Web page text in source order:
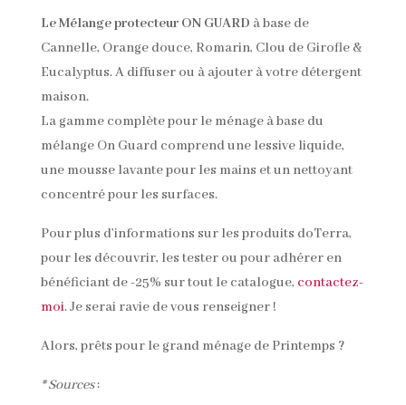
Le Mélange protecteur ON GUARD à base de
Cannelle, Orange douce, Romarin, Clou de Girofle &
Eucalyptus. A diffuser ou à ajouter à votre détergent
maison.
La gamme complète pour le ménage à base du
mélange On Guard comprend une lessive liquide,
une mousse lavante pour les mains et un nettoyant
concentré pour les surfaces.
Pour plus d’informations sur les produits doTerra,
pour les découvrir, les tester ou pour adhérer en
bénéficiant de -25% sur tout le catalogue, contactez-
moi. Je serai ravie de vous renseigner !
Alors, prêts pour le grand ménage de Printemps ?
* Sources: